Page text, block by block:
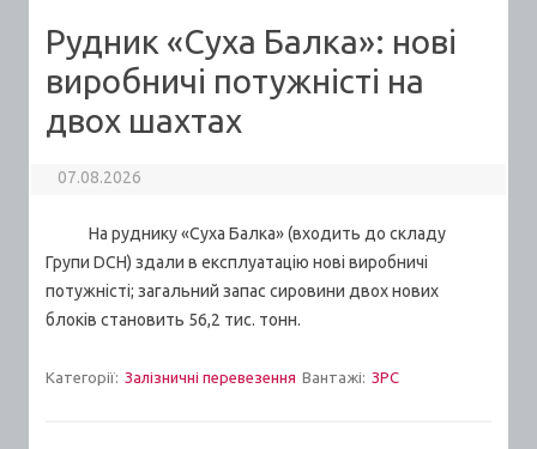
Рудник «Суха Балка»: нові
виробничі потужністі на
двох шахтах
07.08.2026
На руднику «Суха Балка» (входить до складу
Групи DCH) здали в експлуатацію нові виробничі
потужністі; загальний запас сировини двох нових
блоків становить 56,2 тис. тонн.
Категорії: Залізничні перевезення Вантажі: ЗРС